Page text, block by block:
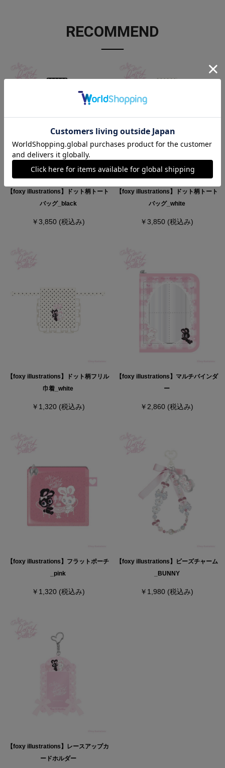
RECOMMEND
【foxy illustrations】ドット柄トート
バッグ_black
￥3,850 (税込み)
【foxy illustrations】ドット柄トート
バッグ_white
￥3,850 (税込み)
【foxy illustrations】ドット柄フリル
巾着_white
￥1,320 (税込み)
【foxy illustrations】マルチバインダ
ー
￥2,860 (税込み)
【foxy illustrations】フラットポーチ
_pink
￥1,320 (税込み)
【foxy illustrations】ビーズチャーム
_BUNNY
￥1,980 (税込み)
【foxy illustrations】レースアップカ
ードホルダー